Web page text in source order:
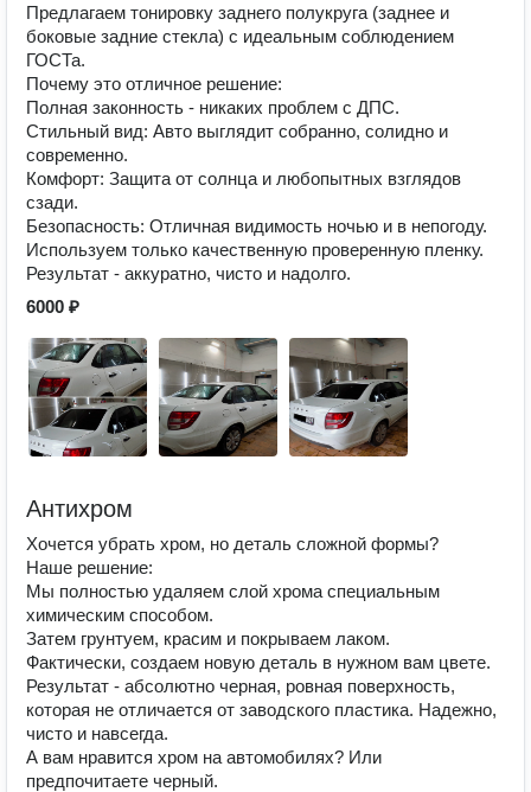
Предлагаем тонировку заднего полукруга (заднее и
боковые задние стекла) с идеальным соблюдением
ГОСТа.
Почему это отличное решение:
Полная законность - никаких проблем с ДПС.
Стильный вид: Авто выглядит собранно, солидно и
современно.
Комфорт: Защита от солнца и любопытных взглядов
сзади.
Безопасность: Отличная видимость ночью и в непогоду.
Используем только качественную проверенную пленку.
Результат - аккуратно, чисто и надолго.
6000 ₽
Антихром
Хочется убрать хром, но деталь сложной формы?
Наше решение:
Мы полностью удаляем слой хрома специальным
химическим способом.
Затем грунтуем, красим и покрываем лаком.
Фактически, создаем новую деталь в нужном вам цвете.
Результат - абсолютно черная, ровная поверхность,
которая не отличается от заводского пластика. Надежно,
чисто и навсегда.
А вам нравится хром на автомобилях? Или
предпочитаете черный.